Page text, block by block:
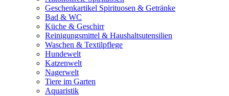
Geschenkartikel Spirituosen & Getränke
Bad & WC
Küche & Geschirr
Reinigungsmittel & Haushaltsutensilien
Waschen & Textilpflege
Hundewelt
Katzenwelt
Nagerwelt
Tiere im Garten
Aquaristik